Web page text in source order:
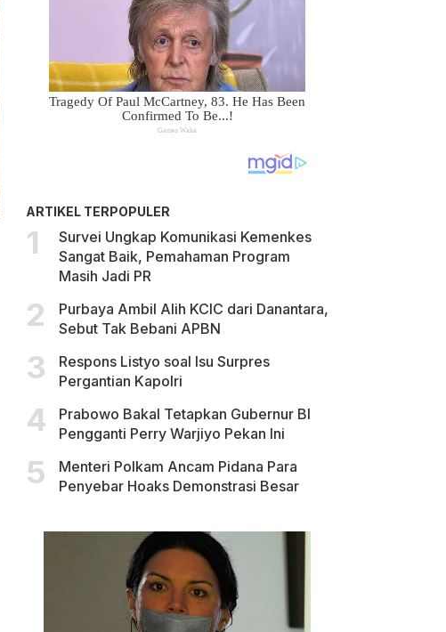
ARTIKEL TERPOPULER
Survei Ungkap Komunikasi Kemenkes
Sangat Baik, Pemahaman Program
Masih Jadi PR
Purbaya Ambil Alih KCIC dari Danantara,
Sebut Tak Bebani APBN
Respons Listyo soal Isu Surpres
Pergantian Kapolri
Prabowo Bakal Tetapkan Gubernur BI
Pengganti Perry Warjiyo Pekan Ini
Menteri Polkam Ancam Pidana Para
Penyebar Hoaks Demonstrasi Besar